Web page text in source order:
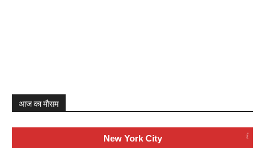
आज का मौसम
New York City